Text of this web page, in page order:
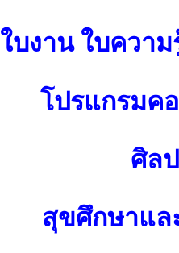
ใบงาน ใบควา
โปรแกรมค
ศิล
สุขศึกษาแล